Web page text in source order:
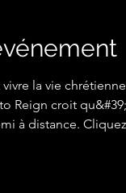
la vie
Reign croit
à distance.